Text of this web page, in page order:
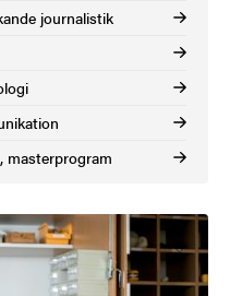
journalistik
masterprogram